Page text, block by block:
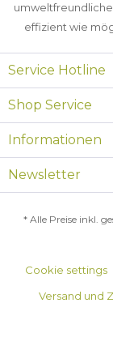
effizient wie
Service Hotline
Shop Service
Informationen
Newsletter
* Alle Preise inkl.
Cookie settings
Versand und